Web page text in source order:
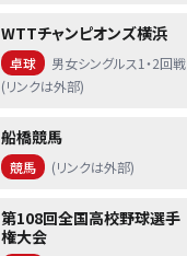
WTTチャンピオンズ横浜
卓球
男女シングルス1・2回戦
(リンクは外部)
船橋競馬
競馬 (リンクは外部)
第108回全国高校野球選手
権大会